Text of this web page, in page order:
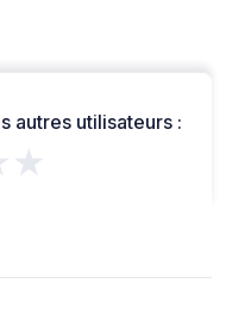
autres utilisateurs :